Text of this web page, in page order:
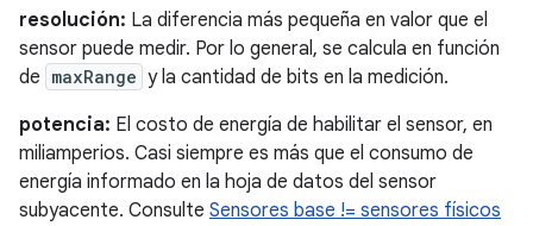
resolución: La diferencia más pequeña en valor que el
sensor puede medir. Por lo general, se calcula en función
de maxRange y la cantidad de bits en la medición.
potencia: El costo de energía de habilitar el sensor, en
miliamperios. Casi siempre es más que el consumo de
energía informado en la hoja de datos del sensor
subyacente. Consulte Sensores base != sensores físicos